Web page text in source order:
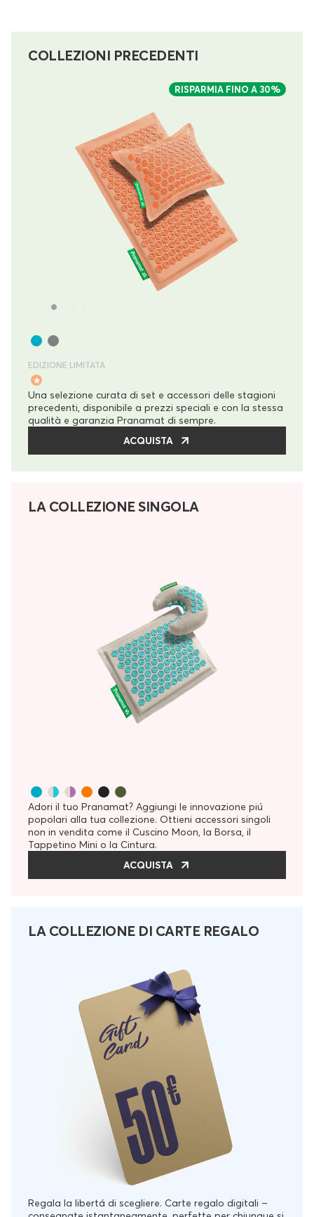
COLLEZIONI PRECEDENTI
RISPARMIA FINO A 30%
EDIZIONE LIMITATA
Una selezione curata di set e accessori delle stagioni
precedenti, disponibile a prezzi speciali e con la stessa
qualità e garanzia Pranamat di sempre.
ACQUISTA
LA COLLEZIONE SINGOLA
Adori il tuo Pranamat? Aggiungi le innovazione piú
popolari alla tua collezione. Ottieni accessori singoli
non in vendita come il Cuscino Moon, la Borsa, il
Tappetino Mini o la Cintura.
ACQUISTA
LA COLLEZIONE DI CARTE REGALO
Regala la libertá di scegliere. Carte regalo digitali –